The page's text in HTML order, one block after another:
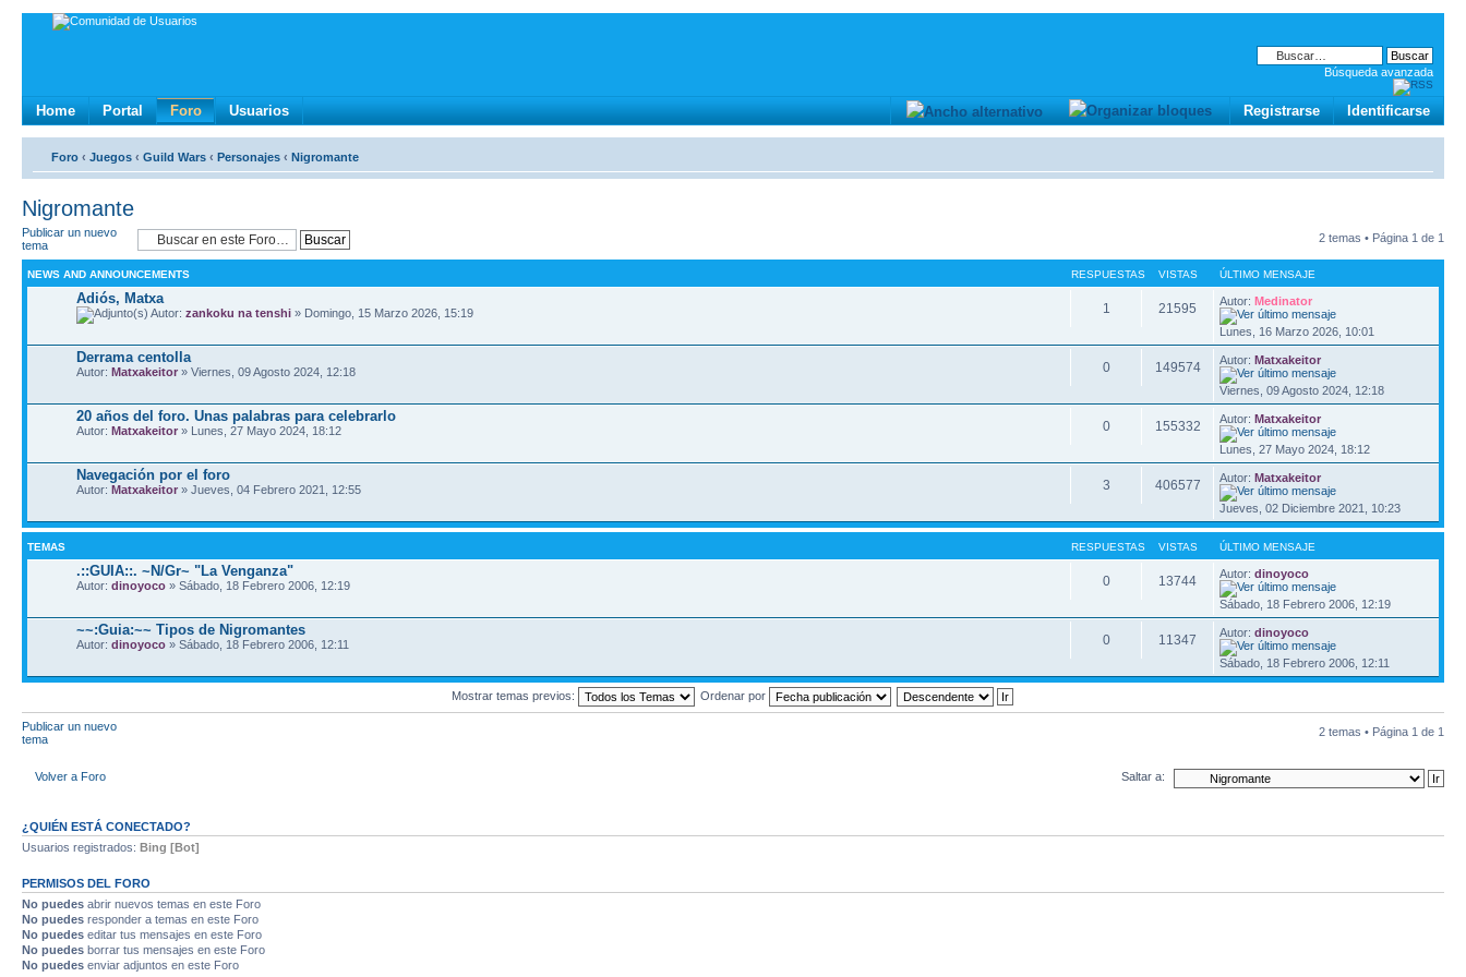
Búsqueda avanzada
Home Portal Foro Usuarios Identificarse
Registrarse
Foro ‹ Juegos ‹ Guild Wars ‹ Personajes ‹ Nigromante
Nigromante
Publicar un nuevo
tema
2 temas • Página 1 de 1
NEWS AND ANNOUNCEMENTS RESPUESTAS VISTAS ÚLTIMO MENSAJE
Adiós, Matxa
Autor: zankoku na tenshi » Domingo, 15 Marzo 2026, 15:19 1 21595 Autor:Medinator
Lunes, 16 Marzo 2026, 10:01
Derrama centolla
Autor: Matxakeitor » Viernes, 09 Agosto 2024, 12:18 0 149574 Autor:Matxakeitor
Viernes, 09 Agosto 2024, 12:18
20 años del foro. Unas palabras para celebrarlo
Autor: Matxakeitor » Lunes, 27 Mayo 2024, 18:12 0 155332 Autor:Matxakeitor
Lunes, 27 Mayo 2024, 18:12
Navegación por el foro
Autor: Matxakeitor » Jueves, 04 Febrero 2021, 12:55 3 406577 Autor:Matxakeitor
Jueves, 02 Diciembre 2021, 10:23
TEMAS RESPUESTAS VISTAS ÚLTIMO MENSAJE
.::GUIA::. ~N/Gr~ "La Venganza"
Autor: dinoyoco » Sábado, 18 Febrero 2006, 12:19 0 13744 Autor:dinoyoco
Sábado, 18 Febrero 2006, 12:19
~~:Guia:~~ Tipos de Nigromantes
Autor: dinoyoco » Sábado, 18 Febrero 2006, 12:11 0 11347 Autor:dinoyoco
Sábado, 18 Febrero 2006, 12:11
Mostrar temas previos: Ordenar por
Publicar un nuevo
tema
2 temas • Página 1 de 1
Volver a Foro Saltar a:
¿QUIÉN ESTÁ CONECTADO?
Usuarios registrados: Bing [Bot]
PERMISOS DEL FORO
No puedes abrir nuevos temas en este Foro
No puedes responder a temas en este Foro
No puedes editar tus mensajes en este Foro
No puedes borrar tus mensajes en este Foro
No puedes enviar adjuntos en este Foro